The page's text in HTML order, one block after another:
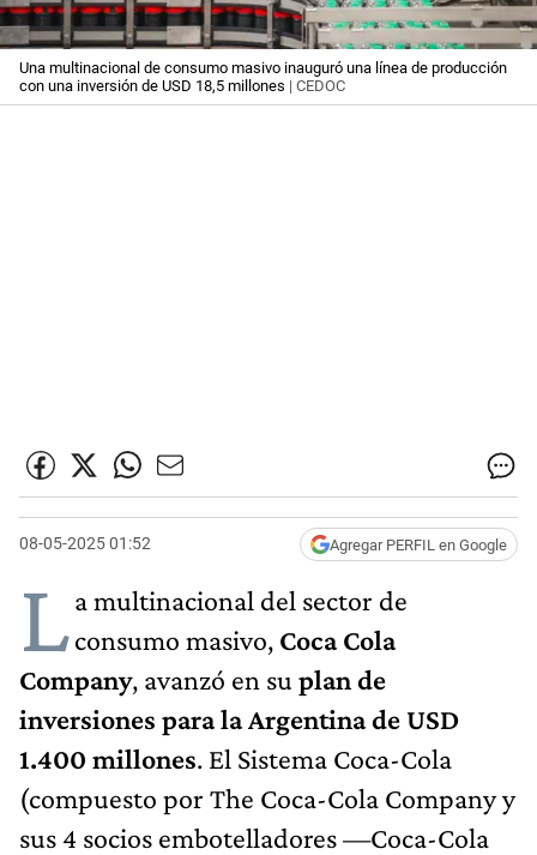
Una multinacional de consumo masivo inauguró una línea de producción
con una inversión de USD 18,5 millones | CEDOC
08-05-2025 01:52 Agregar PERFIL en Google
La multinacional del sector de
consumo masivo, Coca Cola
Company, avanzó en su plan de
inversiones para la Argentina de USD
1.400 millones. El Sistema Coca-Cola
(compuesto por The Coca-Cola Company y
sus 4 socios embotelladores —Coca-Cola